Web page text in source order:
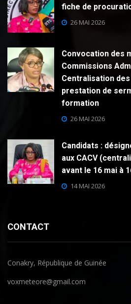
fiche de
26 MAI 2026
Convocation des
Commissions
Centralisation des
prestation de
formation
26 MAI 2026
Candidats :
aux CACV
avant le 16 mai à
14 MAI 2026
CONTACT
Conakry, République de Guinée
voxmeteore@gmail.com